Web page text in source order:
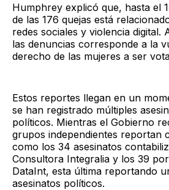
Humphrey explicó que, hasta el
de las 176 quejas está
redes sociales y violencia digital.
las denuncias corresponde a la
derecho de las mujeres a ser
Estos reportes llegan en un
se han registrado múltiples
políticos. Mientras el Gobierno
grupos independientes reportan
como los 34 asesinatos
Consultora Integralia y los 39
DataInt, esta última reportando
asesinatos políticos.